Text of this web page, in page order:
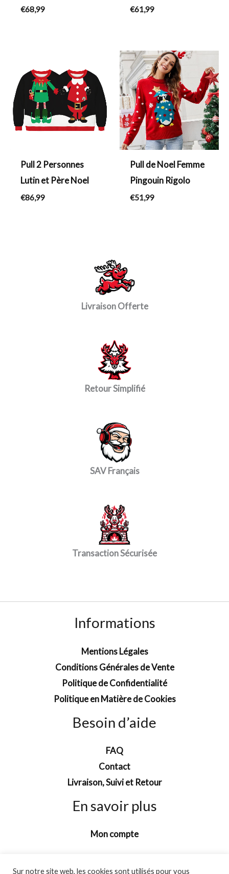
€68,99 €61,99
Pull 2 Personnes
Lutin et Père Noel
€86,99
Pull de Noel Femme
Pingouin Rigolo
€51,99
Livraison Offerte
Retour Simplifié
SAV Français
Transaction Sécurisée
Informations
Mentions Légales
Conditions Générales de Vente
Politique de Confidentialité
Politique en Matière de Cookies
Besoin d’aide
FAQ
Contact
Livraison, Suivi et Retour
En savoir plus
Mon compte
Sur notre site web, les cookies sont utilisés pour vous